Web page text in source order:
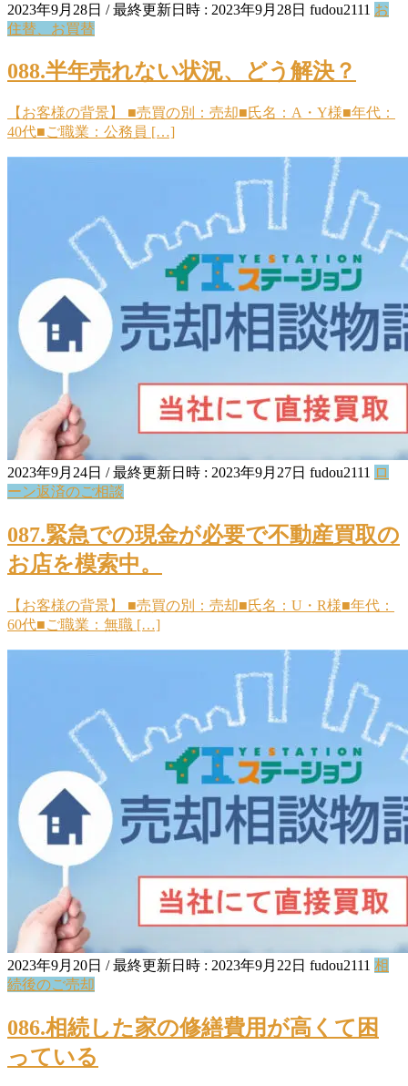
2023年9月28日 / 最終更新日時 : 2023年9月28日 fudou2111 お
住替、お買替
088.半年売れない状況、どう解決？
【お客様の背景】 ■売買の別：売却■氏名：A・Y様■年代：
40代■ご職業：公務員 […]
2023年9月24日 / 最終更新日時 : 2023年9月27日 fudou2111 ロ
ーン返済のご相談
087.緊急での現金が必要で不動産買取の
お店を模索中。
【お客様の背景】 ■売買の別：売却■氏名：U・R様■年代：
60代■ご職業：無職 […]
2023年9月20日 / 最終更新日時 : 2023年9月22日 fudou2111 相
続後のご売却
086.相続した家の修繕費用が高くて困
っている